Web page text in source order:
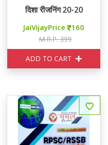
दिशा रीजनिंग 20-20
JaiVijayPrice 160
M.R.P. 399
ADD TO CART